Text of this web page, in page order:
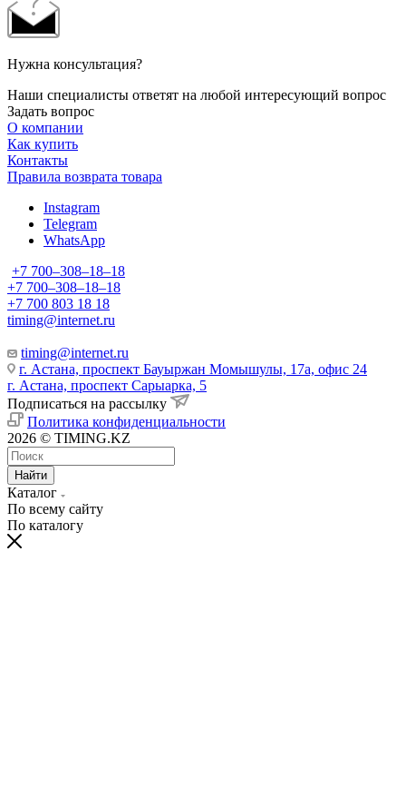
Нужна консультация?
Наши специалисты ответят на любой интересующий вопрос
Задать вопрос
О компании
Как купить
Контакты
Правила возврата товара
Instagram
Telegram
WhatsApp
+7 700‒308‒18‒18
+7 700‒308‒18‒18
+7 700 803 18 18
timing@internet.ru
timing@internet.ru
г. Астана, проспект Бауыржан Момышулы, 17а, офис 24
г. Астана, проспект Сарыарка, 5
Подписаться на рассылку
Политика конфиденциальности
2026 © TIMING.KZ
Найти
Каталог
По всему сайту
По каталогу